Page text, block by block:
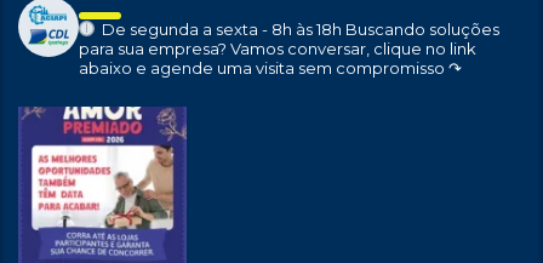
De segunda a sexta - 8h às 18h Buscando soluções
para sua empresa? Vamos conversar, clique no link
abaixo e agende uma visita sem compromisso ↷